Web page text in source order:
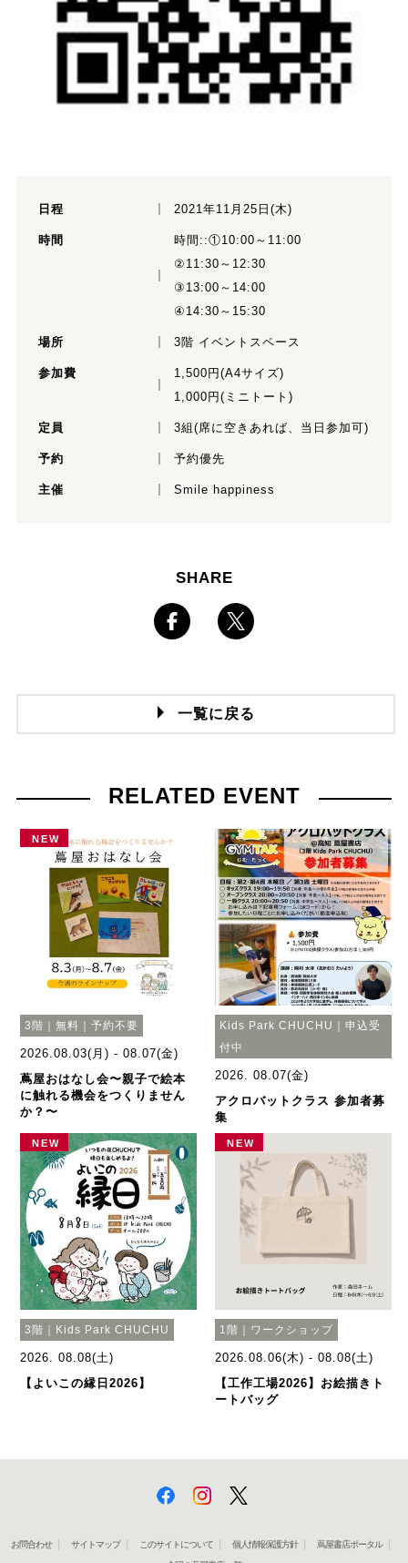
日程 2021年11月25日(木)
時間
時間::①10:00～11:00
②11:30～12:30
③13:00～14:00
④14:30～15:30
場所 3階 イベントスペース
参加費
1,500円(A4サイズ)
1,000円(ミニトート)
定員 3組(席に空きあれば、当日参加可)
予約 予約優先
主催 Smile happiness
SHARE
一覧に戻る
RELATED EVENT
NEW
3階｜無料｜予約不要
2026.08.03(月) - 08.07(金)
蔦屋おはなし会〜親子で絵本
に触れる機会をつくりません
か？〜
Kids Park CHUCHU｜申込受
付中
2026. 08.07(金)
アクロバットクラス 参加者募
集
NEW
3階｜Kids Park CHUCHU
2026. 08.08(土)
【よいこの縁日2026】
NEW
1階｜ワークショップ
2026.08.06(木) - 08.08(土)
【工作工場2026】お絵描きト
ートバッグ
お問合わせ サイトマップ このサイトについて 個人情報保護方針 蔦屋書店ポータル